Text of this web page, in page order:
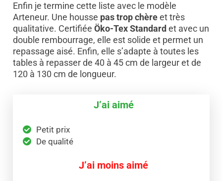
Enfin je termine cette liste avec le modèle
Arteneur. Une housse pas trop chèreet très
qualitative. Certifiée Öko-Tex Standard et avec un
double rembourrage, elle est solide et permet un
repassage aisé. Enfin, elle s’adapte à toutes les
tables à repasser de 40 à 45 cm de largeur et de
120 à 130 cm de longueur.
J’ai aimé
Petit prix
De qualité
J’ai moins aimé